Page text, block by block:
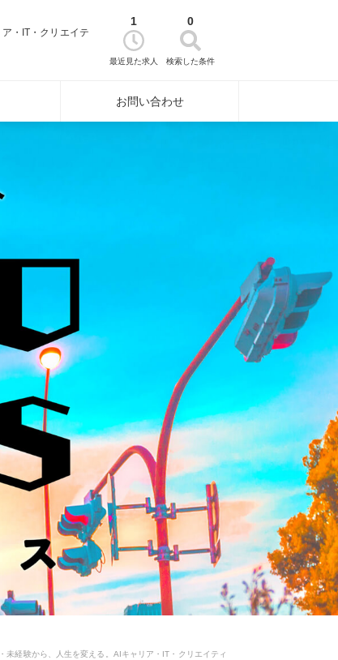
・IT・クリエイテ
1
最近見た求人
0
検索した条件
お問い合わせ
経験から、人生を変える。AIキャリア・IT・クリエイティ